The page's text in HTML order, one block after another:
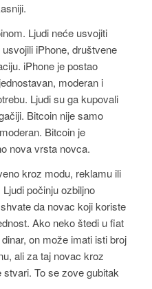
Ljudi neće usvojiti
iPhone, društvene
iPhone je postao
moderan i
Ljudi su ga kupovali
Bitcoin nije samo
Bitcoin je
nova vrsta novca.
kroz modu, reklamu ili
počinju ozbiljno
da novac koji koriste
Ako neko štedi u fiat
on može imati isti broj
ali za taj novac kroz
To se zove gubitak